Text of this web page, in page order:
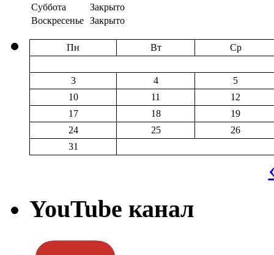
Суббота
Закрыто
Воскресенье Закрыто
Пн Вт Ср
3 4
5
10
11
12
17
18
19
24
25
26
31
YouTube канал